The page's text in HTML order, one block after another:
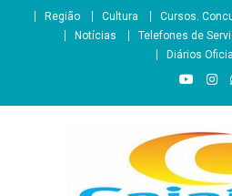
Região Cultura Cursos.
Notícias
Telefones de
Diários